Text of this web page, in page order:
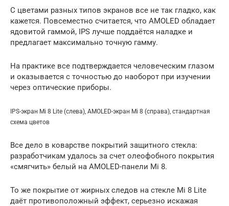
С цветами разных типов экранов все не так гладко, как
кажется. Повсеместно считается, что AMOLED обладает
ядовитой гаммой, IPS лучше поддаётся наладке и
предлагает максимально точную гамму.
На практике все подтверждается человеческим глазом
и оказывается с точностью до наоборот при изучении
через оптические приборы.
IPS-экран Mi 8 Lite (слева), AMOLED-экран Mi 8 (справа), стандартная
схема цветов
Все дело в коварстве покрытий защитного стекла:
разработчикам удалось за счет олеофобного покрытия
«смягчить» белый на AMOLED-панели Mi 8.
То же покрытие от жирных следов на стекле Mi 8 Lite
даёт противоположный эффект, серьезно искажая